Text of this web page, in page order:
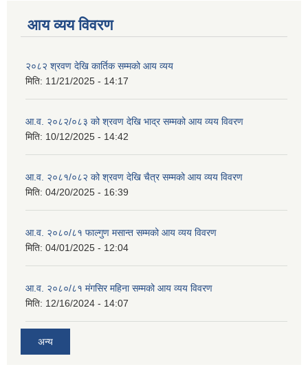
आय व्यय विवरण
२०८२ श्रवण देखि कार्तिक सम्मको आय व्यय
मिति: 11/21/2025 - 14:17
आ.व. २०८२/०८३ को श्रवण देखि भाद्र सम्मको आय व्यय विवरण
मिति: 10/12/2025 - 14:42
आ.व. २०८१/०८२ को श्रवण देखि चैत्र सम्मको आय व्यय विवरण
मिति: 04/20/2025 - 16:39
आ.व. २०८०/८१ फाल्गुण मसान्त सम्मको आय व्यय विवरण
मिति: 04/01/2025 - 12:04
आ.व. २०८०/८१ मंगसिर महिना सम्मको आय व्यय विवरण
मिति: 12/16/2024 - 14:07
अन्य